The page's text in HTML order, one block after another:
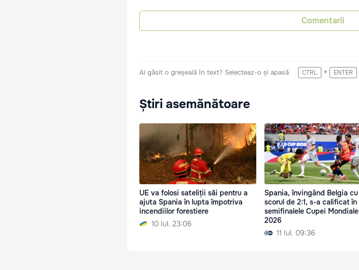
Comentarii
Ai găsit o greșeală în text? Selecteaz-o și apasă CTRL + ENTER
Știri asemănătoare
UE va folosi sateliții săi pentru a
ajuta Spania în lupta împotriva
incendiilor forestiere
10 Iul. 23:06
Spania, învingând Belgia cu
scorul de 2:1, s-a calificat în
semifinalele Cupei Mondiale
2026
11 Iul. 09:36